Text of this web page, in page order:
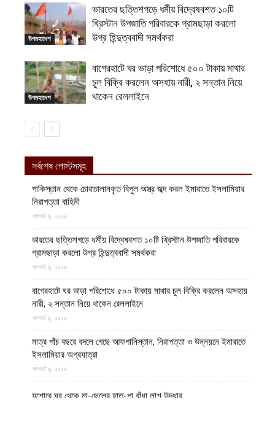
উপমহাদেশ
ভারতের ছত্তিশগড়ে ধর্মীয় বিদ্বেষবশত ১০টি
খ্রিস্টান উপজাতি পরিবারকে গ্রামছাড়া করলো
উগ্র হিন্দুত্ববাদী সমর্থকরা
উপমহাদেশ
বাগেরহাটে ঘর ভাড়া পরিশোধে ৫০০ টাকায় মাথার
চুল বিক্রি করলেন অসহায় নারী, ২ সন্তান নিয়ে
থাকেন রেললাইনে
সর্বশেষ পোস্টসমূহ
পাকিস্তান থেকে চোরাচালানকৃত বিপুল অস্ত্র জব্দ করল ইমারাতে ইসলামিয়ার
নিরাপত্তা বাহিনী
আগস্ট ৯, ২০২৬
ভারতের ছত্তিশগড়ে ধর্মীয় বিদ্বেষবশত ১০টি খ্রিস্টান উপজাতি পরিবারকে
গ্রামছাড়া করলো উগ্র হিন্দুত্ববাদী সমর্থকরা
আগস্ট ৯, ২০২৬
বাগেরহাটে ঘর ভাড়া পরিশোধে ৫০০ টাকায় মাথার চুল বিক্রি করলেন অসহায়
নারী, ২ সন্তান নিয়ে থাকেন রেললাইনে
আগস্ট ৯, ২০২৬
মাত্র পাঁচ বছরে বদলে গেছে আফগানিস্তান, নিরাপত্তা ও উন্নয়নে ইমারাতে
ইসলামিয়ার অগ্রযাত্রা
আগস্ট ৯, ২০২৬
যশোরে ঘর থেকে মা-ছেলের হাত-পা বাঁধা লাশ উদ্ধার